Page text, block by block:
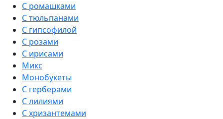
С ромашками
С тюльпанами
С гипсофилой
С розами
С ирисами
Микс
Монобукеты
С герберами
С лилиями
С хризантемами